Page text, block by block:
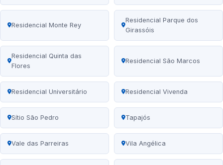
Residencial Monte Rey
Residencial Parque dos
Girassóis
Residencial Quinta das
Flores
Residencial São Marcos
Residencial Universitário Residencial Vivenda
Sítio São Pedro Tapajós
Vale das Parreiras Vila Angélica